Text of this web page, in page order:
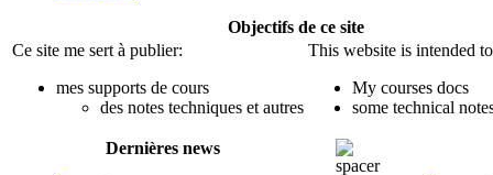
Objectifs de ce site
Ce site me sert à publier:
mes supports de cours
des notes techniques et autres
This website is intended
My courses docs
some technical
Dernières news